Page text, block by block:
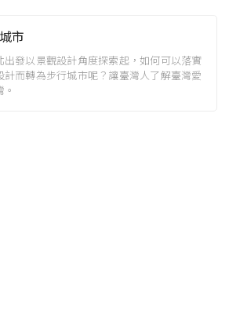
市
出發以景觀設計角度探索起，如何可以落實
計而轉為步行城市呢？讓臺灣人了解臺灣愛